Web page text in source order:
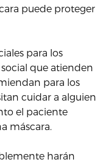
puede proteger
para los
que atienden
para los
cuidar a alguien
el paciente
máscara.
harán